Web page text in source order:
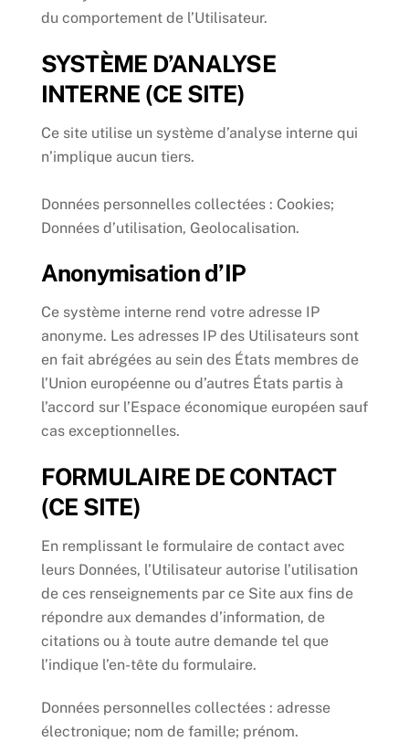
du comportement de l’Utilisateur.
SYSTÈME D’ANALYSE
INTERNE (CE SITE)
Ce site utilise un système d’analyse interne qui
n’implique aucun tiers.
Données personnelles collectées : Cookies;
Données d’utilisation, Geolocalisation.
Anonymisation d’IP
Ce système interne rend votre adresse IP
anonyme. Les adresses IP des Utilisateurs sont
en fait abrégées au sein des États membres de
l’Union européenne ou d’autres États partis à
l’accord sur l’Espace économique européen sauf
cas exceptionnelles.
FORMULAIRE DE CONTACT
(CE SITE)
En remplissant le formulaire de contact avec
leurs Données, l’Utilisateur autorise l’utilisation
de ces renseignements par ce Site aux fins de
répondre aux demandes d’information, de
citations ou à toute autre demande tel que
l’indique l’en-tête du formulaire.
Données personnelles collectées : adresse
électronique; nom de famille; prénom.